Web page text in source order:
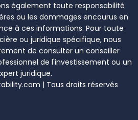
également toute responsabilité
ou les dommages encourus en
à ces informations. Pour toute
ou juridique spécifique, nous
de consulter un conseiller
de l'investissement ou un
juridique.
| Tous droits réservés